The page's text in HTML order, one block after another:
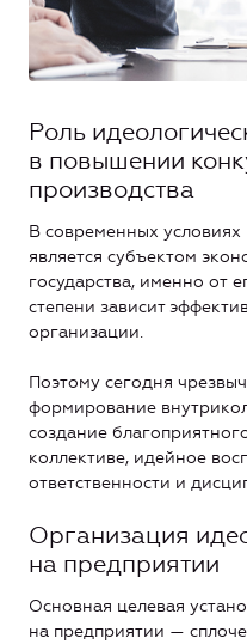
Роль
в повышении
производства
В современных
является субъектом
государства, именно от
степени зависит
организации.
Поэтому сегодня
формирование
создание
коллективе, идейное
ответственности и
Организация
на предприятии
Основная целевая
на предприятии —